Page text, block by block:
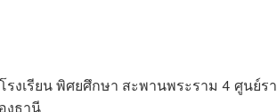
รงเรียน พิศยศึกษา สะพานพระราม 4 ศูนย์ร
งธานี